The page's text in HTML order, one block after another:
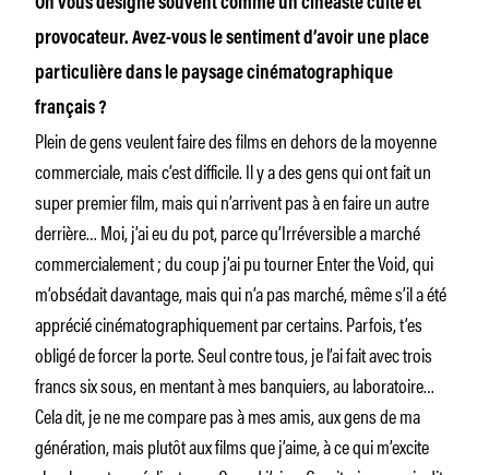
On vous désigne souvent comme un cinéaste culte et
provocateur. Avez-vous le sentiment d’avoir une place
particulière dans le paysage cinématographique
français ?
Plein de gens veulent faire des films en dehors de la moyenne
commerciale, mais c’est difficile. Il y a des gens qui ont fait un
super premier film, mais qui n’arrivent pas à en faire un autre
derrière… Moi, j’ai eu du pot, parce qu’Irréversible a marché
commercialement ; du coup j’ai pu tourner Enter the Void, qui
m’obsédait davantage, mais qui n’a pas marché, même s’il a été
apprécié cinématographiquement par certains. Parfois, t’es
obligé de forcer la porte. Seul contre tous, je l’ai fait avec trois
francs six sous, en mentant à mes banquiers, au laboratoire…
Cela dit, je ne me compare pas à mes amis, aux gens de ma
génération, mais plutôt aux films que j’aime, à ce qui m’excite